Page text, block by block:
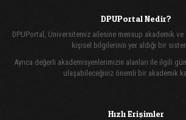
DPUPortal Nedir?
DPUPortal, Üniversitemiz ailesine mensup akademik
kişisel bilgilerinin yer aldığı bir
Ayrıca değerli akademisyenlerimizin alanları ile ilgili
ulaşabileceğiniz önemli bir akademik
Hızlı Erişimler